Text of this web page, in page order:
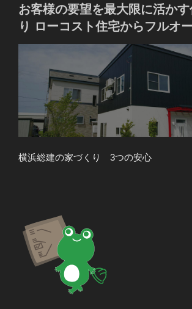
お客様の要望を最大限に活かす
り ローコスト住宅からフルオ
横浜総建の家づくり 3つの安心